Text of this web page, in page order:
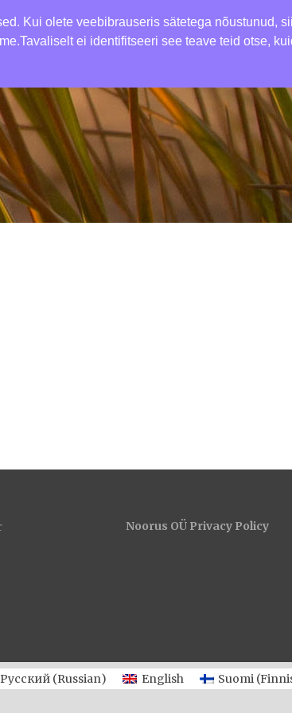
MAJUTUS GIOVENTU RESTORAN
Noorus OÜ Privacy Policy
Русский (Russian) English Suomi (
Kui olete veebibrauseris sätetega nõustunud,
ei identifitseeri see teave teid otse,